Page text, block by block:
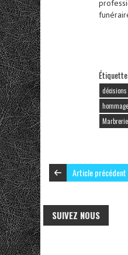
Article précédent
SUIVEZ NOUS